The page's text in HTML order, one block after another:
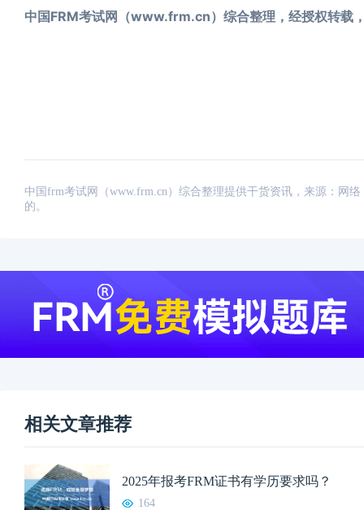
中国FRM考试网（www.frm.cn）综合整理，经授权转载
中国frm考试网（www.frm.cn）综合整理提供干货资讯，来源：网
的。
相关文章推荐
2025年报考FRM证书有学历要求吗？
164